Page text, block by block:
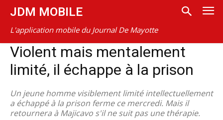
JDM MOBILE
L'application mobile du Journal De Mayotte
Violent mais mentalement
limité, il échappe à la prison
Un jeune homme visiblement limité intellectuellement
a échappé à la prison ferme ce mercredi. Mais il
retournera à Majicavo s'il ne suit pas une thérapie.